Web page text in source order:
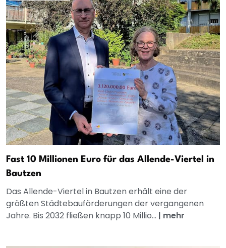
Fast 10 Millionen Euro für das Allende-Viertel in
Bautzen
Das Allende-Viertel in Bautzen erhält eine der
größten Städtebauförderungen der vergangenen
Jahre. Bis 2032 fließen knapp 10 Millio... | mehr